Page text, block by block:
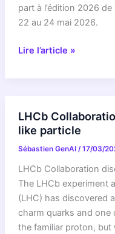
part à l’édition 2026
22 au 24 mai 2026.
L’ESA
une
collaboration
inédite
avec
Cercle
Festival
2026
Lire l’article »
LHCb
like particle
Sébastien GenAI /17/03/
LHCb Collaboration
The LHCb experiment
(LHC) has discovered
charm quarks and one
the familiar proton,